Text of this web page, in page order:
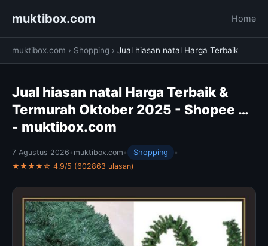
muktibox.com Home
muktibox.com › Shopping › Jual hiasan natal Harga Terbaik
Jual hiasan natal Harga Terbaik &
Termurah Oktober 2025 - Shopee …
- muktibox.com
7 Agustus 2026 • muktibox.com • Shopping
•
★★★★☆ 4.9/5 (602863 ulasan)